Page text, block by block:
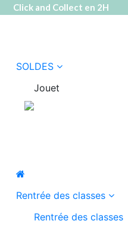
Click and Collect en 2H
SOLDES
Jouet
Rentrée des classes
Rentrée des classes